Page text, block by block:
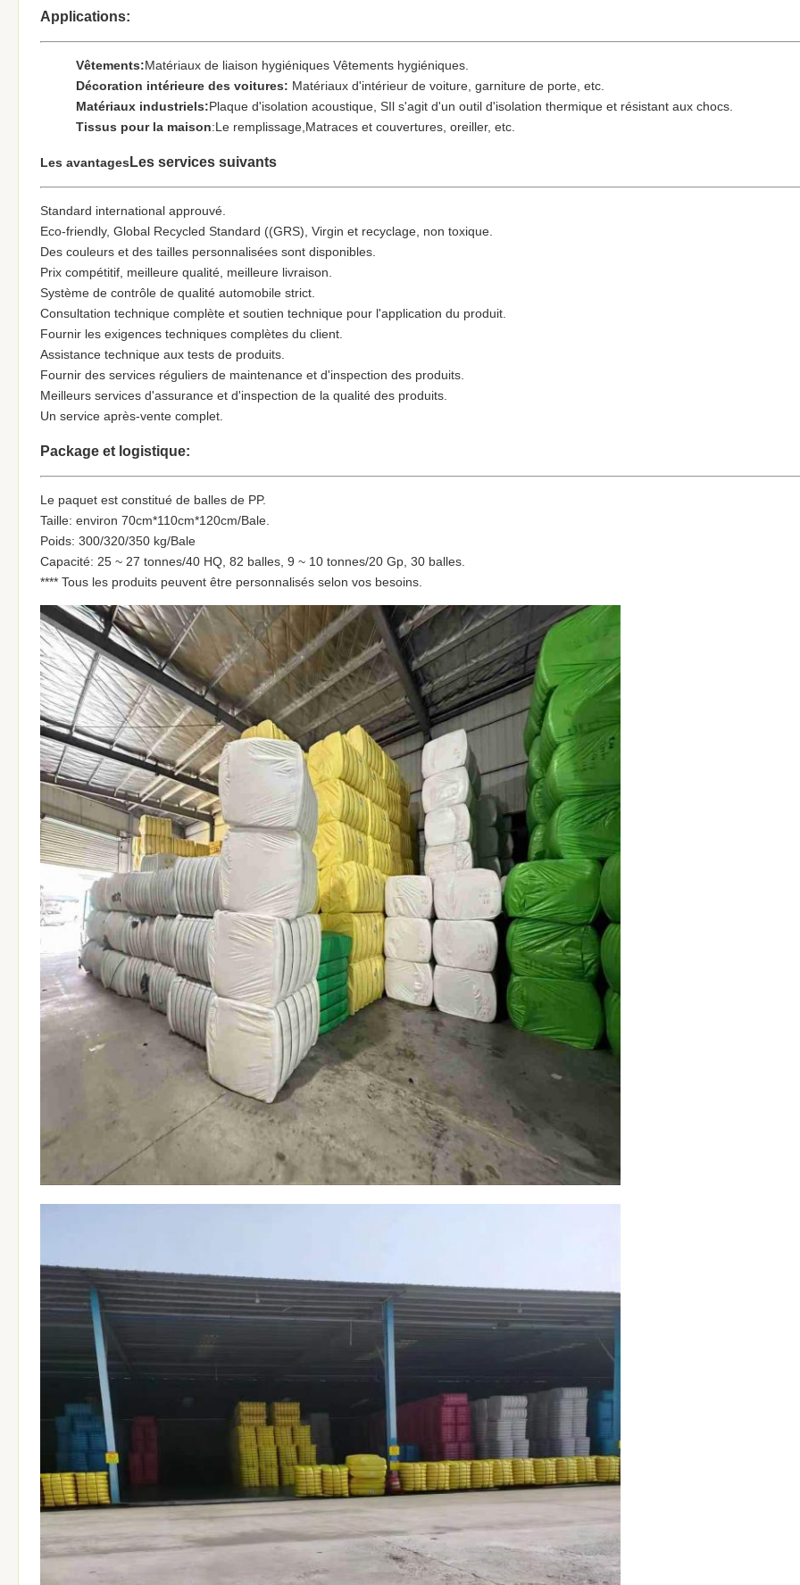
Applications:
Vêtements:Matériaux de liaison hygiéniques Vêtements hygiéniques.
Décoration intérieure des voitures: Matériaux d'intérieur de voiture, garniture de porte , etc.
Matériaux industriels:Plaque d'isolation acoustique, SIl s'agit d'un outil d'isolation thermique et résistant aux chocs.
Tissus pour la maison:Le remplissage, Matraces et couvertures , oreiller, etc.
Les avantages Les services suivants
Standard international approuvé.
Eco-friendly, Global Recycled Standard ((GRS), Virgin et recyclage, non toxique.
Des couleurs et des tailles personnalisées sont disponibles.
Prix compétitif, meilleure qualité, meilleure livraison.
Système de contrôle de qualité automobile strict.
Consultation technique complète et soutien technique pour l'application du produit.
Fournir les exigences techniques complètes du client.
Assistance technique aux tests de produits.
Fournir des services réguliers de maintenance et d'inspection des produits.
Meilleurs services d'assurance et d'inspection de la qualité des produits.
Un service après-vente complet.
Package et logistique:
Le paquet est constitué de balles de PP.
Taille: environ 70cm*110cm*120cm/Bale.
Poids: 300/320/350 kg/Bale
Capacité: 25 ~ 27 tonnes/40 HQ, 82 balles, 9 ~ 10 tonnes/20 Gp, 30 balles.
**** Tous les produits peuvent être personnalisés selon vos besoins.